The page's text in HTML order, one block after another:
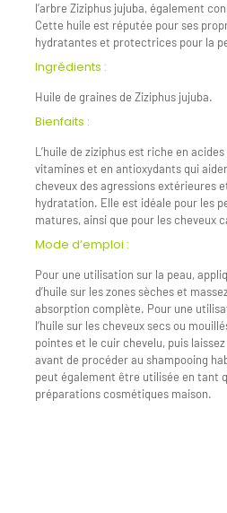
l’arbre Ziziphus jujuba, également
Cette huile est réputée pour ses
hydratantes et protectrices pour la
Ingrédients :
Huile de graines de Ziziphus jujuba.
Bienfaits :
L’huile de ziziphus est riche en
vitamines et en antioxydants qui
cheveux des agressions extérieures
hydratation. Elle est idéale pour les
matures, ainsi que pour les cheveux
Mode d’emploi :
Pour une utilisation sur la peau,
d’huile sur les zones sèches et
absorption complète. Pour une
l’huile sur les cheveux secs ou
pointes et le cuir chevelu, puis
avant de procéder au shampooing
peut également être utilisée en tant
préparations cosmétiques maison.